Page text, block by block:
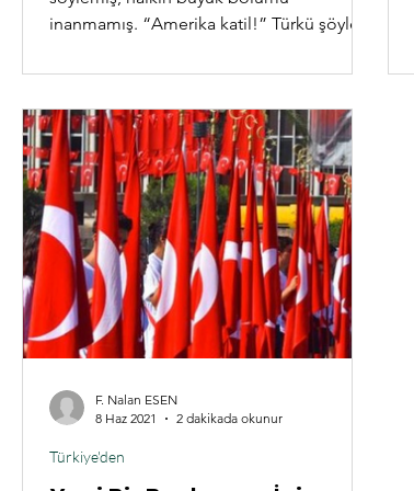
inanmamış. “Amerika katil!” Türkü şöyle
Amerika katil, katil!” Unutmadık,
Yalçındağ 2021-05-19 20:57 1960’larda
büyük ozan Aşık Mahzuni Şerif söylemiş,
halkın büyük bölümü inanmamış.
“Amerika katil!” Türkü şöyle başlıyor;
“Defol git benim yurdumdan, Amerika
katil, katil!” Yıllar sonra Amerika’nın katil
olduğunu sanırım artık herke
Türkiye'den
F. Nalan ESEN
8 Haz 2021
2 dakikada okunur